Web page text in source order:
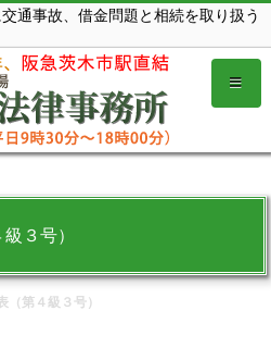
通事故、借金問題と相続を取り扱う
３号）
（第４級３号）